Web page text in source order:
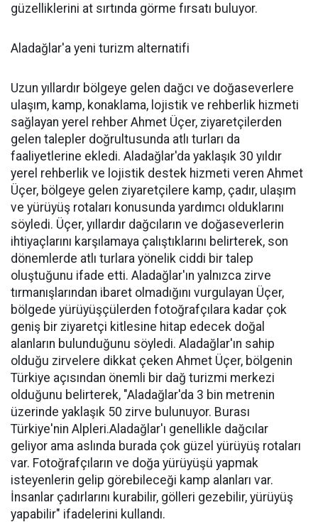
güzelliklerini at sırtında görme fırsatı buluyor.
Aladağlar'a yeni turizm alternatifi
Uzun yıllardır bölgeye gelen dağcı ve doğaseverlere
ulaşım, kamp, konaklama, lojistik ve rehberlik hizmeti
sağlayan yerel rehber Ahmet Üçer, ziyaretçilerden
gelen talepler doğrultusunda atlı turları da
faaliyetlerine ekledi. Aladağlar'da yaklaşık 30 yıldır
yerel rehberlik ve lojistik destek hizmeti veren Ahmet
Üçer, bölgeye gelen ziyaretçilere kamp, çadır, ulaşım
ve yürüyüş rotaları konusunda yardımcı olduklarını
söyledi. Üçer, yıllardır dağcıların ve doğaseverlerin
ihtiyaçlarını karşılamaya çalıştıklarını belirterek, son
dönemlerde atlı turlara yönelik ciddi bir talep
oluştuğunu ifade etti. Aladağlar'ın yalnızca zirve
tırmanışlarından ibaret olmadığını vurgulayan Üçer,
bölgede yürüyüşçülerden fotoğrafçılara kadar çok
geniş bir ziyaretçi kitlesine hitap edecek doğal
alanların bulunduğunu söyledi. Aladağlar'ın sahip
olduğu zirvelere dikkat çeken Ahmet Üçer, bölgenin
Türkiye açısından önemli bir dağ turizmi merkezi
olduğunu belirterek, "Aladağlar'da 3 bin metrenin
üzerinde yaklaşık 50 zirve bulunuyor. Burası
Türkiye'nin Alpleri.Aladağlar'ı genellikle dağcılar
geliyor ama aslında burada çok güzel yürüyüş rotaları
var. Fotoğrafçıların ve doğa yürüyüşü yapmak
isteyenlerin gelip görebileceği kamp alanları var.
İnsanlar çadırlarını kurabilir, gölleri gezebilir, yürüyüş
yapabilir" ifadelerini kullandı.